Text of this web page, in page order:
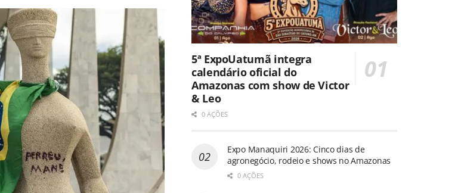
5ª ExpoUatumã integra
calendário oficial do
Amazonas com show de Victor
& Leo
0 AÇÕES
Expo Manaquiri 2026: Cinco dias de
agronegócio, rodeio e shows no Amazonas
0 AÇÕES